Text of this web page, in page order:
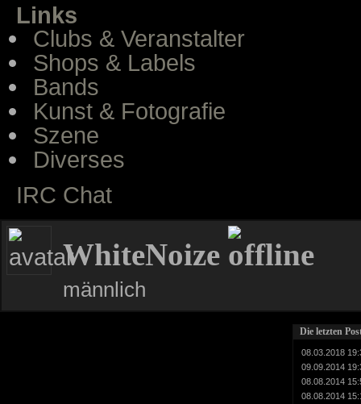
Links
Clubs & Veranstalter
Shops & Labels
Bands
Kunst & Fotografie
Szene
Diverses
IRC Chat
WhiteNoize
männlich
Die letzten
08.03.2018
09.09.2014
08.08.2014
08.08.2014